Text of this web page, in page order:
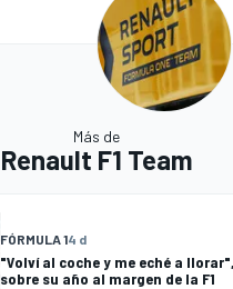
Más de
Renault F1 Team
FÓRMULA 14 d
"Volví al coche y me eché a
sobre su año al margen de la F1